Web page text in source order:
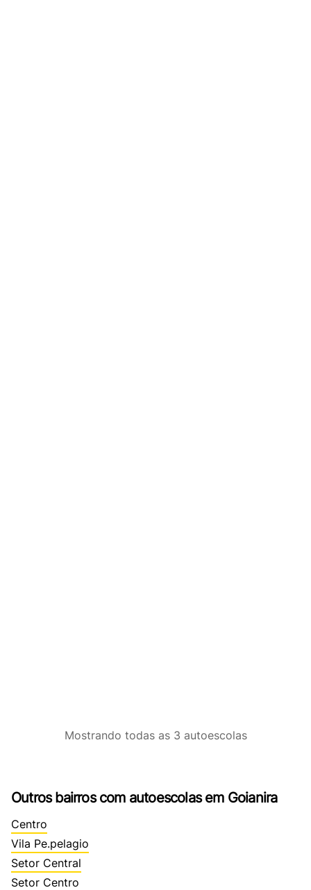
Outros bairros com autoescolas em Goianira
Centro
Vila Pe.pelagio
Setor Central
Setor Centro
Mostrando todas as 3 autoescolas